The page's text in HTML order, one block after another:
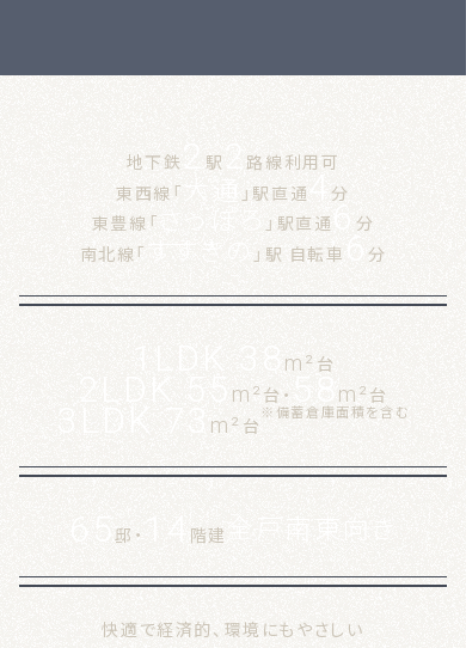
地下鉄 駅
路線利用可
東西線「
」駅直通 4分
東豊線「
」駅直通
分
南北線「
」駅 自転車 分
m² 台
m²台・ m²台
m² 台
※備蓄倉庫面積を含む
65邸・ 階建
快適で経済的、環境にもやさしい